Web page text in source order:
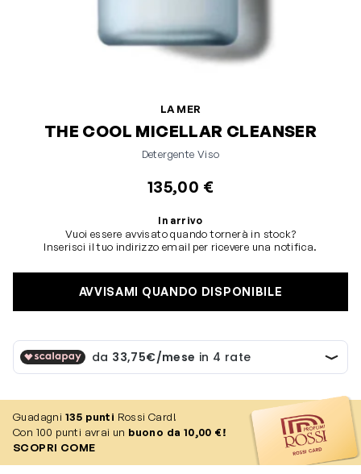
LA MER
THE COOL MICELLAR CLEANSER
Detergente Viso
135,00 €
In arrivo
Vuoi essere avvisato quando tornerà in stock?
Inserisci il tuo indirizzo email per ricevere una notifica.
AVVISAMI QUANDO DISPONIBILE
Guadagni 135 punti Rossi Card!
Con 100 punti avrai un buono da 10,00 €!
SCOPRI COME